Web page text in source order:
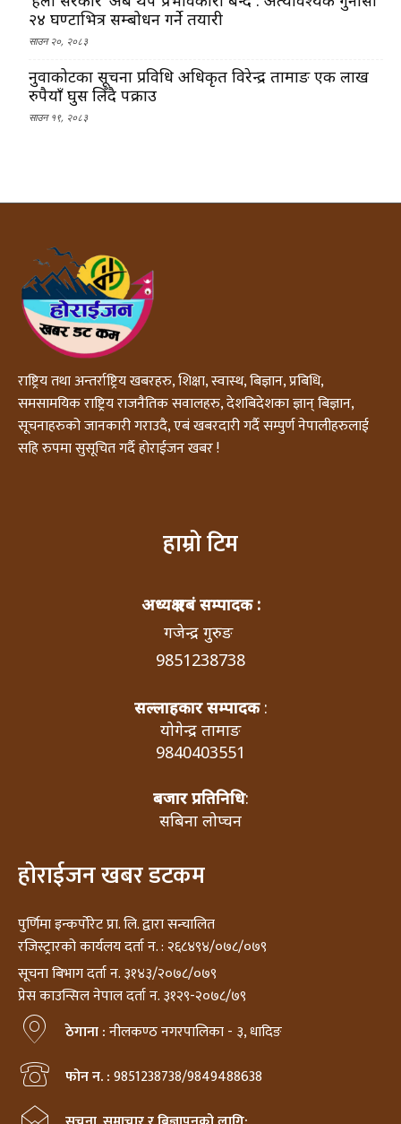
२४ घण्टाभित्र सम्बोधन गर्ने तयारी
साउन २०, २०८३
नुवाकोटका सूचना प्रविधि अधिकृत विरेन्द्र तामाङ एक लाख
रुपैयाँ घुस लिँदै पक्राउ
साउन १९, २०८३
राष्ट्रिय तथा अन्तर्राष्ट्रिय खबरहरु, शिक्षा, स्वास्थ, बिज्ञान, प्रबिधि,
समसामयिक राष्ट्रिय राजनैतिक सवालहरु, देशबिदेशका ज्ञान् बिज्ञान,
सूचनाहरुको जानकारी गराउदै, एबं खबरदारी गर्दै सम्पुर्ण नेपालीहरुलाई
सहि रुपमा सुसूचित गर्दै होराईजन खबर !
हाम्रो टिम
अध्यक्ष एबं सम्पादक :
गजेन्द्र गुरुङ
9851238738
सल्लाहकार सम्पादक:
योगेन्द्र तामाङ
9840403551
बजार प्रतिनिधि:
सबिना लोप्चन
होराईजन खबर डटकम
पुर्णिमा इन्कर्पोरेट प्रा. लि. द्वारा सन्चालित
रजिस्ट्रारको कार्यलय दर्ता न. : २६८४९४/०७८/०७९
सूचना बिभाग दर्ता न. ३१४३/२०७८/०७९
प्रेस काउन्सिल नेपाल दर्ता न. ३१२९-२०७८/७९
ठेगाना :नीलकण्ठ नगरपालिका - ३, धादिङ
फोन न. :9851238738/9849488638